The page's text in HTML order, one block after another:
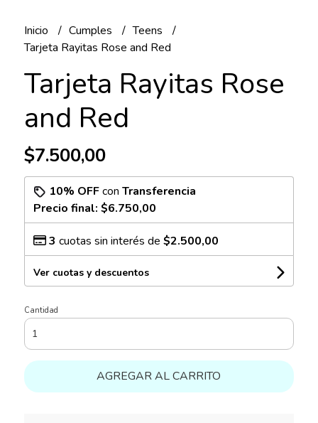
Inicio Cumples
Teens
Tarjeta Rayitas Rose and Red
Tarjeta Rayitas Rose
and Red
$7.500,00
10% OFFcon Transferencia
Precio final: $6.750,00
3 cuotas sin interés de $2.500,00
Ver cuotas y descuentos
Cantidad
AGREGAR AL CARRITO